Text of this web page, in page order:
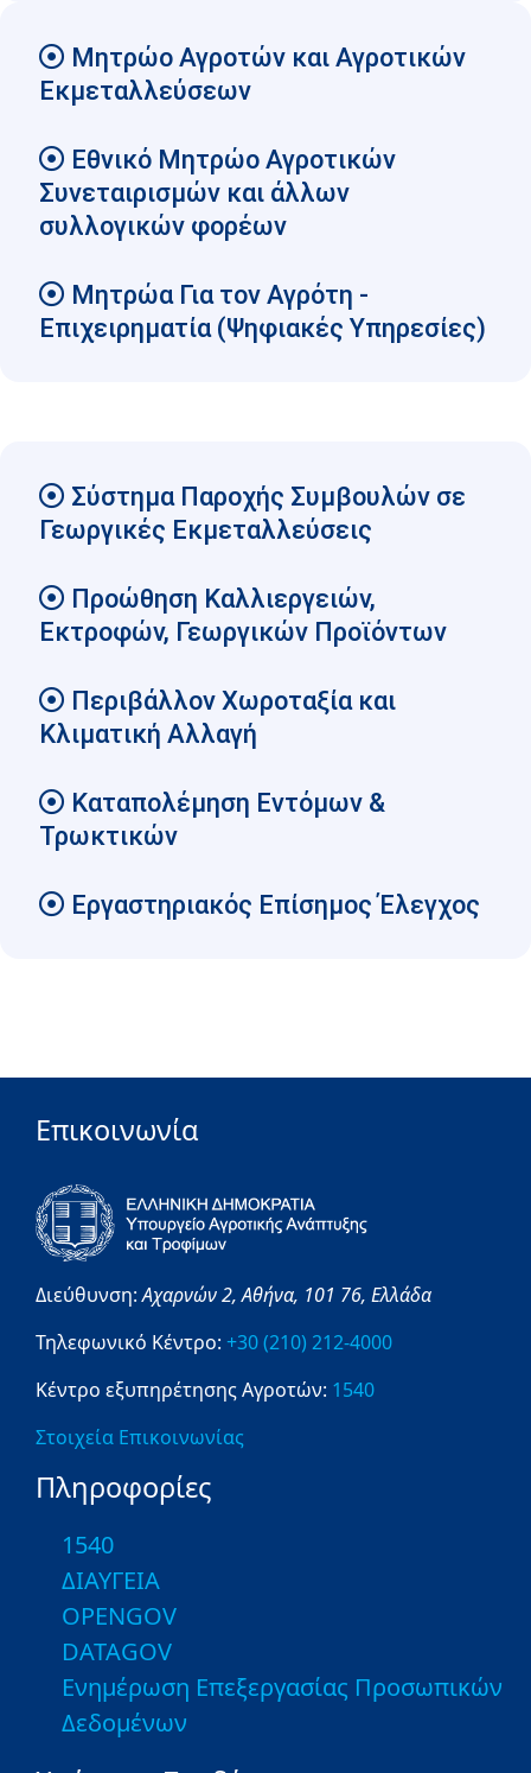
Μητρώο Αγροτών και Αγροτικών
Εκμεταλλεύσεων
Εθνικό Μητρώο Αγροτικών
Συνεταιρισμών και άλλων
συλλογικών φορέων
Μητρώα Για τον Αγρότη -
Επιχειρηματία (Ψηφιακές Υπηρεσίες)
Σύστημα Παροχής Συμβουλών σε
Γεωργικές Εκμεταλλεύσεις
Προώθηση Καλλιεργειών,
Εκτροφών, Γεωργικών Προϊόντων
Περιβάλλον Χωροταξία και
Κλιματική Αλλαγή
Καταπολέμηση Εντόμων &
Τρωκτικών
Εργαστηριακός Επίσημος Έλεγχος
Επικοινωνία
Διεύθυνση:Αχαρνών 2,Αθήνα, 101 76, Ελλάδα
Τηλεφωνικό Κέντρο: +30 (210) 212-4000
Κέντρο εξυπηρέτησης Αγροτών: 1540
Στοιχεία Επικοινωνίας
Πληροφορίες
1540
ΔΙΑΥΓΕΙΑ
OPENGOV
DATAGOV
Ενημέρωση Επεξεργασίας Προσωπικών
Δεδομένων